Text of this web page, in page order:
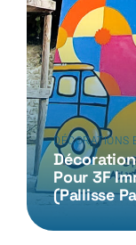
DÉCORATIONS
Pour 3F
(Pallisse